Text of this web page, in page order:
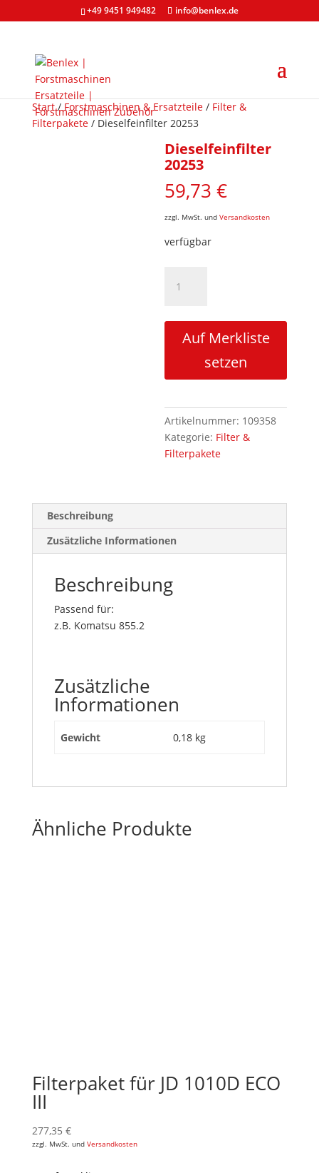
+49 9451 949482 info@benlex.de
Start/Forstmaschinen & Ersatzteile/ Filter &
Filterpakete/ Dieselfeinfilter 20253
Dieselfeinfilter
20253
59,73€
zzgl. MwSt. undVersandkosten
verfügbar
20253
Auf Merkliste
setzen
Artikelnummer: 109358
Kategorie: Filter &
Filterpakete
Beschreibung
Zusätzliche Informationen
Beschreibung
Passend für:
z.B. Komatsu 855.2
Zusätzliche
Informationen
Gewicht 0,18 kg
Ähnliche Produkte
Filterpaket für JD 1010D ECO
III
277,35 €
zzgl. MwSt. und Versandkosten